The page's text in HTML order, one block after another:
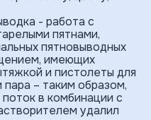
- работа с
пятнами,
пятновыводных
имеющих
и пистолеты для
– таким образом,
в комбинации с
удалил